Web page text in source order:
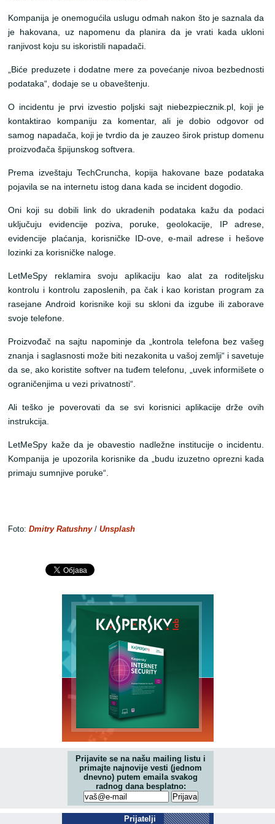
Kompanija je onemogućila uslugu odmah nakon što je saznala da
je hakovana, uz napomenu da planira da je vrati kada ukloni
ranjivost koju su iskoristili napadači.
„Biće preduzete i dodatne mere za povećanje nivoa bezbednosti
podataka“, dodaje se u obaveštenju.
O incidentu je prvi izvestio poljski sajt niebezpiecznik.pl, koji je
kontaktirao kompaniju za komentar, ali je dobio odgovor od
samog napadača, koji je tvrdio da je zauzeo širok pristup domenu
proizvođača špijunskog softvera.
Prema izveštaju TechCruncha, kopija hakovane baze podataka
pojavila se na internetu istog dana kada se incident dogodio.
Oni koji su dobili link do ukradenih podataka kažu da podaci
uključuju evidencije poziva, poruke, geolokacije, IP adrese,
evidencije plaćanja, korisničke ID-ove, e-mail adrese i hešove
lozinki za korisničke naloge.
LetMeSpy reklamira svoju aplikaciju kao alat za roditeljsku
kontrolu i kontrolu zaposlenih, pa čak i kao koristan program za
rasejane Android korisnike koji su skloni da izgube ili zaborave
svoje telefone.
Proizvođač na sajtu napominje da „kontrola telefona bez vašeg
znanja i saglasnosti može biti nezakonita u vašoj zemlji“ i savetuje
da se, ako koristite softver na tuđem telefonu, „uvek informišete o
ograničenjima u vezi privatnosti“.
Ali teško je poverovati da se svi korisnici aplikacije drže ovih
instrukcija.
LetMeSpy kaže da je obavestio nadležne institucije o incidentu.
Kompanija je upozorila korisnike da „budu izuzetno oprezni kada
primaju sumnjive poruke“.
Foto:Dmitry Ratushny/Unsplash
Prijavite se na našu mailing listu i
primajte najnovije vesti (jednom
dnevno) putem emaila svakog
radnog dana besplatno:
Prijatelji